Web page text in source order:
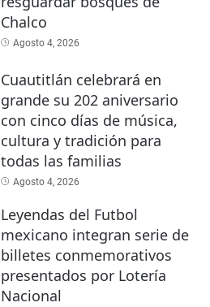
Chalco
Agosto 4, 2026
Cuautitlán celebrará en
grande su 202 aniversario
con cinco días de música,
cultura y tradición para
todas las familias
Agosto 4, 2026
Leyendas del Futbol
mexicano integran serie de
billetes conmemorativos
presentados por Lotería
Nacional